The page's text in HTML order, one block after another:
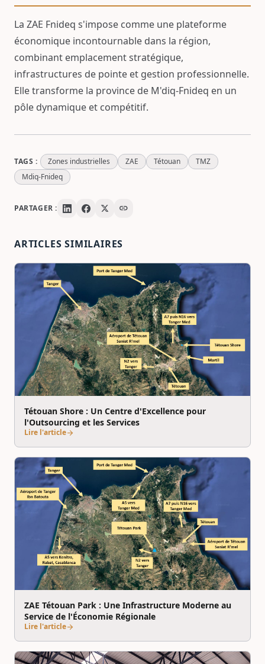
La ZAE Fnideq s'impose comme une plateforme
économique incontournable dans la région,
combinant emplacement stratégique,
infrastructures de pointe et gestion professionnelle.
Elle transforme la province de M'diq-Fnideq en un
pôle dynamique et compétitif.
TAGS : Zones industrielles ZAE Tétouan
TMZ
Mdiq-Fnideq
PARTAGER : link
ARTICLES SIMILAIRES
Tétouan Shore : Un Centre d'Excellence pour
l'Outsourcing et les Services
Lire l'articlearrow_forward
ZAE Tétouan Park : Une Infrastructure Moderne au
Service de l'Économie Régionale
Lire l'articlearrow_forward